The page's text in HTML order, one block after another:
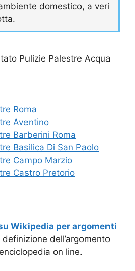
domestico, a veri
Pulizie Palestre Acqua
Roma
Aventino
Barberini Roma
Basilica Di San Paolo
Campo Marzio
Castro Pretorio
Wikipedia per argomenti
definizione dell’argomento
on line.